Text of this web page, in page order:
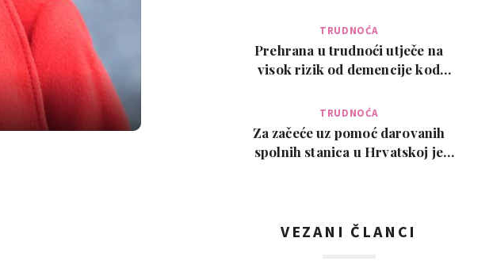
TRUDNOĆA
Prehrana u trudnoći utječe na
visok rizik od demencije kod
TRUDNOĆA
Za začeće uz pomoć darovanih
spolnih stanica u Hrvatskoj je
VEZANI ČLANCI